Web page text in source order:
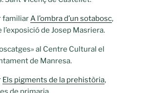
familiarA l’ombra d’un sotabosc,
l’exposició de Josep Masriera.
al Centre Cultural el
de Manresa.
Els pigments de la prehistòria,